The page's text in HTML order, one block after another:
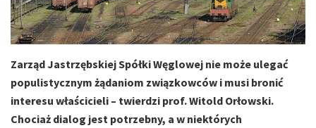
Zarząd Jastrzębskiej Spółki Węglowej nie może ulegać
populistycznym żądaniom związkowców i musi bronić
interesu właścicieli – twierdzi prof. Witold Orłowski.
Chociaż dialog jest potrzebny, a w niektórych